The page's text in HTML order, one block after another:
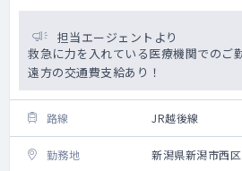
担当エージェントより
救急に力を入れている医療機関でのご勤
遠方の交通費支給あり！
路線 JR越後線
勤務地 新潟県新潟市西区